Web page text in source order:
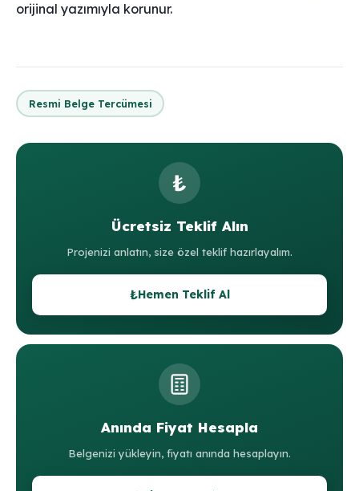
orijinal yazımıyla korunur.
Resmi Belge Tercümesi
₺
Ücretsiz Teklif Alın
Projenizi anlatın, size özel teklif hazırlayalım.
₺Hemen Teklif Al
Anında Fiyat Hesapla
Belgenizi yükleyin, fiyatı anında hesaplayın.